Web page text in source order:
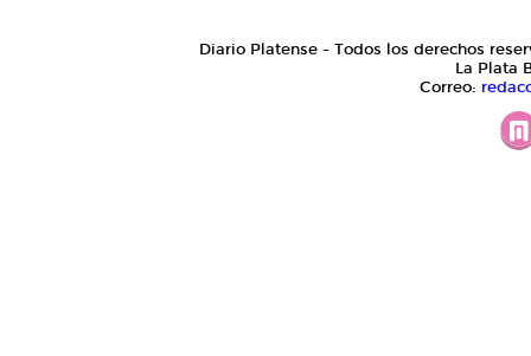
Diario Platense - Todos los derechos
La Plata
Correo: